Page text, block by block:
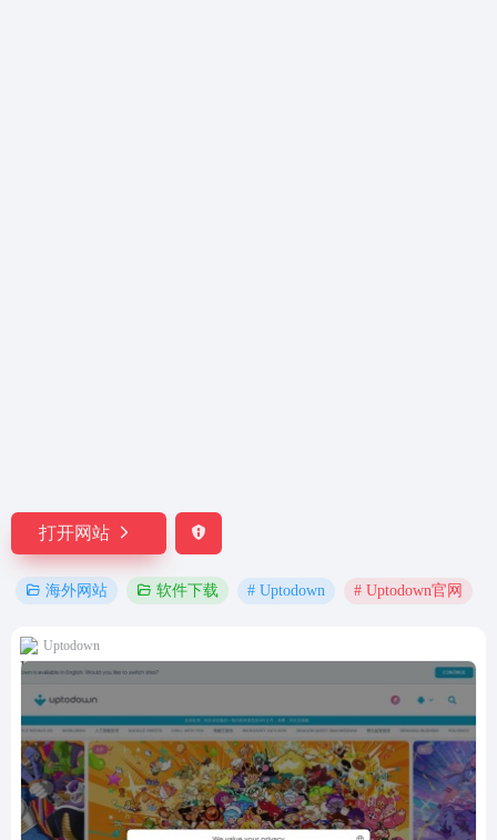
打开网站
海外网站 软件下载 # Uptodown # Uptodown官网
Uptodown